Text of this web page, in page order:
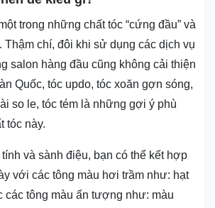
trong những chất tóc “cứng đầu” và
Thậm chí, đôi khi sử dụng các dịch vụ
salon hàng đầu cũng không cải thiện
Quốc, tóc updo, tóc xoăn gợn sóng,
so le, tóc tém là những gợi ý phù
tóc này.
và sành điệu, bạn có thể kết hợp
với các tông màu hơi trầm như: hạt
các tông màu ấn tượng như: màu